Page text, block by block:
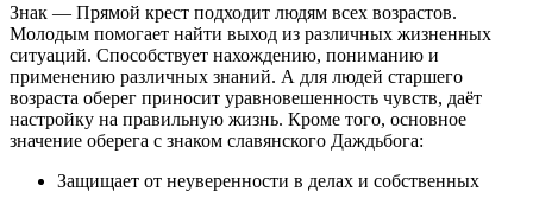
Знак — Прямой крест подходит людям всех возрастов.
Молодым помогает найти выход из различных жизненных
ситуаций. Способствует нахождению, пониманию и
применению различных знаний. А для людей старшего
возраста оберег приносит уравновешенность чувств, даёт
настройку на правильную жизнь. Кроме того, основное
значение оберега с знаком славянского Даждьбога:
Защищает от неуверенности в делах и собственных